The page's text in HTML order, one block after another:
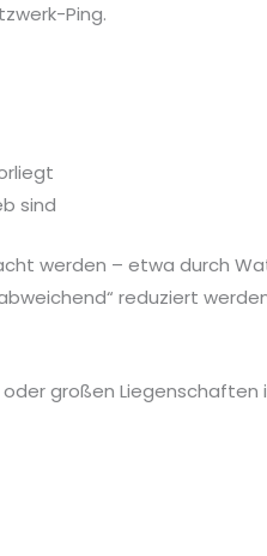
Ping.
sind
werden – etwa durch
reduziert
großen Liegenschaften